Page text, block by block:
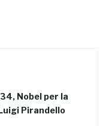
Nobel per la
Pirandello